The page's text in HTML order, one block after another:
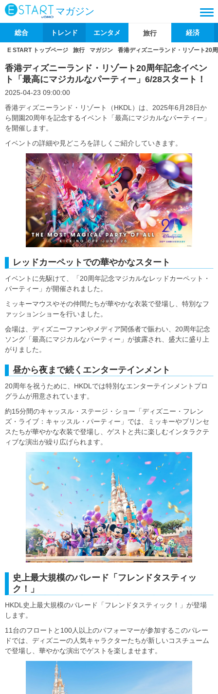
マガジン
総合 トレンド エンタメ 旅行 経済
E START トップページ 旅行 マガジン 香港ディズニーランド・リゾート20
香港ディズニーランド・リゾート20周年記念イベン
ト「最高にマジカルなパーティー」6/28スタート！
2025-04-23 09:00:00
香港ディズニーランド・リゾート（HKDL）は、2025年6月28日か
ら開園20周年を記念するイベント「最高にマジカルなパーティー」
を開催します。
イベントの詳細や見どころを詳しくご紹介していきます。
レッドカーペットでの華やかなスタート
イベントに先駆けて、「20周年記念マジカルなレッドカーペット・
パーティー」が開催されました。
ミッキーマウスやその仲間たちが華やかな衣装で登場し、特別なフ
ァッションショーを行いました。
会場は、ディズニーファンやメディア関係者で賑わい、20周年記念
ソング「最高にマジカルなパーティー」が披露され、盛大に盛り上
がりました。
昼から夜まで続くエンターテインメント
20周年を祝うために、HKDLでは特別なエンターテインメントプロ
グラムが用意されています。
約15分間のキャッスル・ステージ・ショー「ディズニー・フレン
ズ・ライブ：キャッスル・パーティー」では、ミッキーやプリンセ
スたちが華やかな衣装で登場し、ゲストと共に楽しむインタラクテ
ィブな演出が繰り広げられます。
史上最大規模のパレード「フレンドタスティッ
ク！」
HKDL史上最大規模のパレード「フレンドタスティック！」が登場
します。
11台のフロートと100人以上のパフォーマーが参加するこのパレー
ドでは、ディズニーの人気キャラクターたちが新しいコスチューム
で登場し、華やかな演出でゲストを楽しませます。